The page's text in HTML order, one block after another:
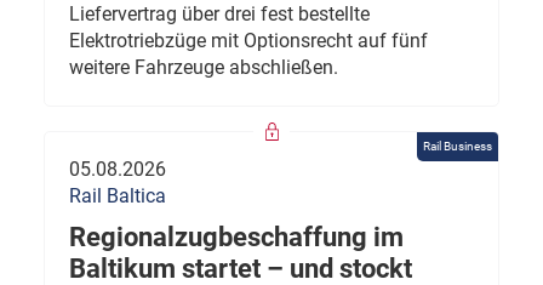
Liefervertrag über drei fest bestellte
Elektrotriebzüge mit Optionsrecht auf fünf
weitere Fahrzeuge abschließen.
Rail Business
05.08.2026
Rail Baltica
Regionalzugbeschaffung im
Baltikum startet – und stockt